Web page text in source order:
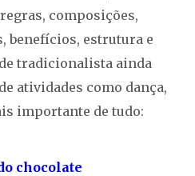
composições,
benefícios, estrutura e
tradicionalista ainda
atividades como dança,
importante de tudo:
chocolate